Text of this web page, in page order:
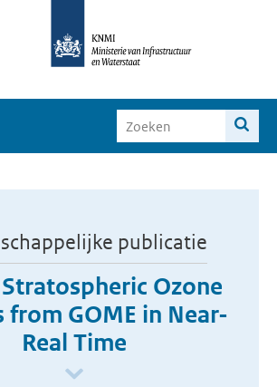
publicatie
Ozone
from GOME in Near-
Real Time